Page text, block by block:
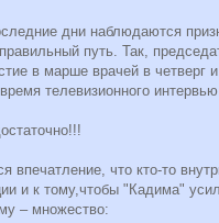
дни наблюдаются
путь. Так,
в марше врачей в четверг
телевизионного
впечатление, что кто-то
и к тому,чтобы "Кадима"
– множество: